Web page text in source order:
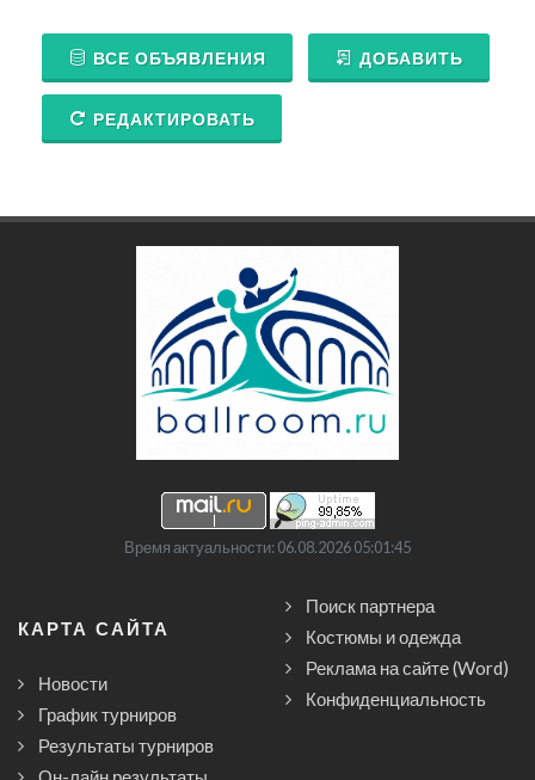
ВСЕ ОБЪЯВЛЕНИЯ ДОБАВИТЬ
РЕДАКТИРОВАТЬ
Время актуальности: 06.08.2026 05:01:45
КАРТА САЙТА
Новости
График турниров
Результаты турниров
Поиск партнера
Костюмы и одежда
Реклама на сайте (Word)
Конфиденциальность